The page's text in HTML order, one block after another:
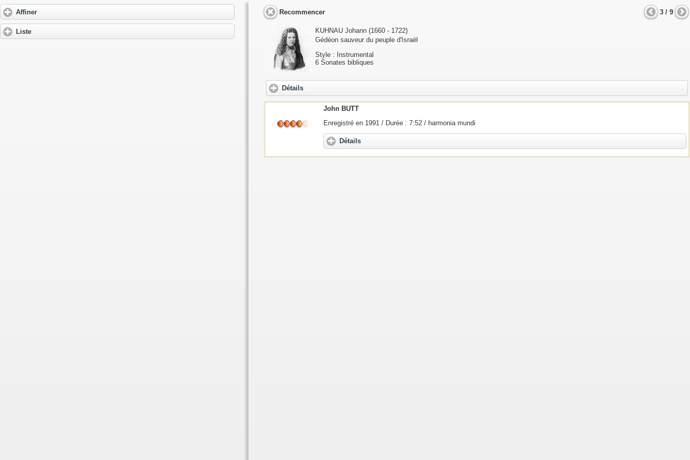
Affiner
Liste
Recommencer 3 / 9
KUHNAU Johann(1660 - 1722)
Gédéon sauveur du peuple d'Israël
Style : Instrumental
6 Sonates bibliques
Détails
John BUTT
Enregistré en 1991 / Durée : 7:52 / harmonia mundi
Détails